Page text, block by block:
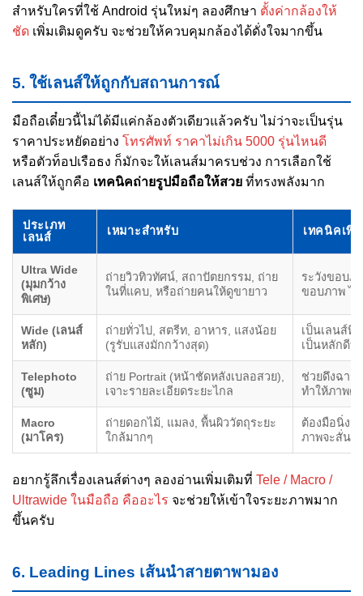
สำหรับใครที่ใช้ Android รุ่นใหม่ๆ ลองศึกษา ตั้งค่ากล้องให้
ชัด เพิ่มเติมดูครับ จะช่วยให้ควบคุมกล้องได้ดั่งใจมากขึ้น
5. ใช้เลนส์ให้ถูกกับสถานการณ์
มือถือเดี๋ยวนี้ไม่ได้มีแค่กล้องตัวเดียวแล้วครับ ไม่ว่าจะเป็นรุ่น
ราคาประหยัดอย่าง โทรศัพท์ ราคาไม่เกิน 5000 รุ่นไหนดี
หรือตัวท็อปเรือธง ก็มักจะให้เลนส์มาครบช่วง การเลือกใช้
เลนส์ให้ถูกคือ เทคนิคถ่ายรูปมือถือให้สวย ที่ทรงพลังมาก
ประเภท
เลนส์
เหมาะสำหรับ เทคนิคเพิ่
Ultra Wide
(มุมกว้าง
พิเศษ)
ถ่ายวิวทิวทัศน์, สถาปัตยกรรม, ถ่าย
ในที่แคบ, หรือถ่ายคนให้ดูขายาว
ระวังขอบภ
ขอบภาพ ไ
Wide (เลนส์
หลัก)
ถ่ายทั่วไป, สตรีท, อาหาร, แสงน้อย
(รูรับแสงมักกว้างสุด)
เป็นเลนส์ที่
เป็นหลักดีที่
Telephoto
(ซูม)
ถ่าย Portrait (หน้าชัดหลังเบลอสวย),
เจาะรายละเอียดระยะไกล
ช่วยดึงฉาก
ทำให้ภาพดู
Macro
(มาโคร)
ถ่ายดอกไม้, แมลง, พื้นผิววัตถุระยะ
ใกล้มากๆ
ต้องมือนิ่งม
ภาพจะสั่นง่
อยากรู้ลึกเรื่องเลนส์ต่างๆ ลองอ่านเพิ่มเติมที่ Tele / Macro /
Ultrawide ในมือถือ คืออะไร จะช่วยให้เข้าใจระยะภาพมาก
ขึ้นครับ
6. Leading Lines เส้นนำสายตาพามอง